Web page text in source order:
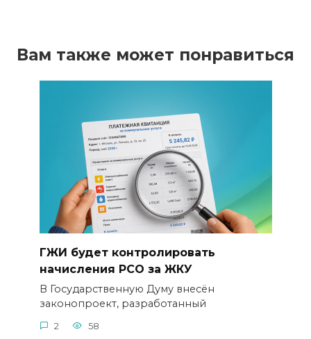
Вам также может понравиться
ГЖИ будет контролировать
начисления РСО за ЖКУ
В Государственную Думу внесён
законопроект, разработанный
2 58